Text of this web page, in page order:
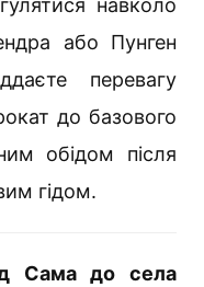
навколо
або Пунген
перевагу
до базового
обідом після
гідом.
Сама до села